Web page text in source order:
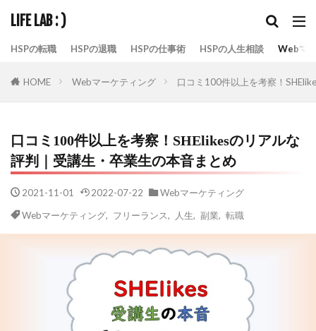
LIFE LAB : )
HSPの転職 HSPの退職 HSPの仕事術 HSPの人生相談 Webマ
HOME Webマーケティング 口コミ100件以上を考察！
口コミ100件以上を考察！SHElikesのリアルな
評判｜受講生・卒業生の本音まとめ
2021-11-01 2022-07-22 Webマーケティング
Webマーケティング, フリーランス 人生 副業 転職